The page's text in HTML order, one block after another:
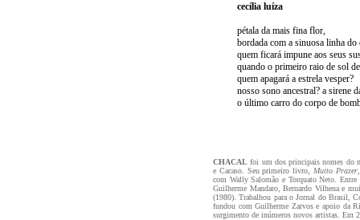
cecília luíza
pétala da mais fina flor,
bordada com a sinuosa linha do
quem ficará impune aos seus
quando o primeiro raio de sol
quem apagará a estrela vesper?
nosso sono ancestral? a sirene
o último carro do corpo de
CHACAL foi um dos principais nomes do
e Cacaso. Seu primeiro livro, Muito Prazer
com Wally Salomão e Torquato Neto.
Guilherme Mandaro, Bernardo Vilhena e
(1980). Trabalhou para o Jornal do Brasil,
fundou com Guilherme Zarvos e apoio da
surgimento de inúmeros novos artistas. Em